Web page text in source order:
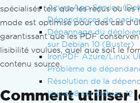
Azure App Service
Dépendances de
Dépannage du
sur Debian 10 (Buster)
IronPDF Azure/Linux
Problème de
Résolution de la
libjpeg8 sur Debian 12
spécialisés tels que les reçus ou les
mode est optimisé pour des cas
garantissant que les PDF
lisibilité voulues, quel que soit le
contenu source.
Comment utiliser